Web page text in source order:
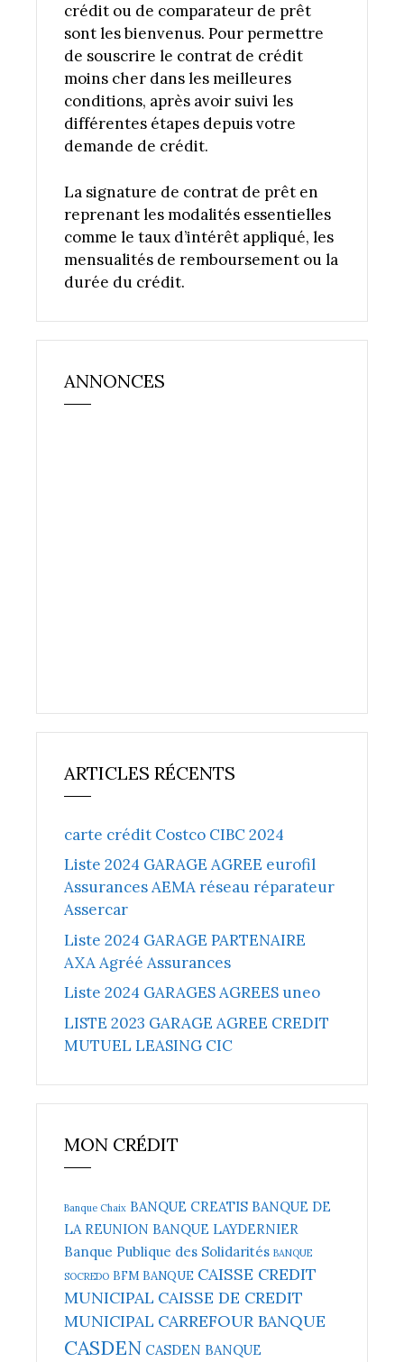
crédit ou de comparateur de prêt
sont les bienvenus. Pour permettre
de souscrire le contrat de crédit
moins cher dans les meilleures
conditions, après avoir suivi les
différentes étapes depuis votre
demande de crédit.
La signature de contrat de prêt en
reprenant les modalités essentielles
comme le taux d’intérêt appliqué, les
mensualités de remboursement ou la
durée du crédit.
ANNONCES
ARTICLES RÉCENTS
carte crédit Costco CIBC 2024
Liste 2024 GARAGE AGREE eurofil
Assurances AEMA réseau réparateur
Assercar
Liste 2024 GARAGE PARTENAIRE
AXA Agréé Assurances
Liste 2024 GARAGES AGREES uneo
LISTE 2023 GARAGE AGREE CREDIT
MUTUEL LEASING CIC
MON CRÉDIT
Banque Chaix BANQUE CREATIS BANQUE DE
LA REUNION BANQUE LAYDERNIER
Banque Publique des Solidarités BANQUE
SOCREDO BFM BANQUE CAISSE CREDIT
MUNICIPAL CAISSE DE CREDIT
MUNICIPAL CARREFOUR BANQUE
CASDEN CASDEN BANQUE